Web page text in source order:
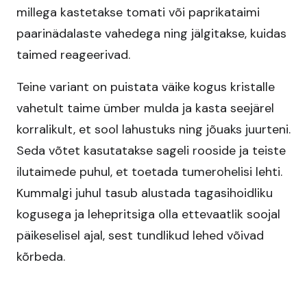
millega kastetakse tomati või paprikataimi
paarinädalaste vahedega ning jälgitakse, kuidas
taimed reageerivad.
Teine variant on puistata väike kogus kristalle
vahetult taime ümber mulda ja kasta seejärel
korralikult, et sool lahustuks ning jõuaks juurteni.
Seda võtet kasutatakse sageli rooside ja teiste
ilutaimede puhul, et toetada tumerohelisi lehti.
Kummalgi juhul tasub alustada tagasihoidliku
kogusega ja lehepritsiga olla ettevaatlik soojal
päikeselisel ajal, sest tundlikud lehed võivad
kõrbeda.